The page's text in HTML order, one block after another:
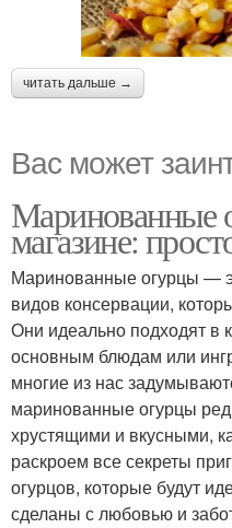
читать дальше →
Вас может
Маринованные
магазине:
Маринованные огурцы —
видов консервации,
Они идеально подходят в
основным блюдам или
многие из нас
маринованные огурцы
хрустящими и вкусными,
раскроем все секреты
огурцов, которые будут
сделаны с любовью и